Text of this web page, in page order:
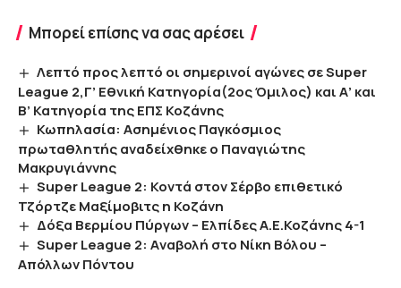
Μπορεί επίσης να σας αρέσει
Λεπτό προς λεπτό οι σημερινοί αγώνες σε Super
League 2,Γ’ Εθνική Κατηγορία(2ος Όμιλος) και Α’ και
Β’ Κατηγορία της ΕΠΣ Κοζάνης
Κωπηλασία: Ασημένιος Παγκόσμιος
πρωταθλητής αναδείχθηκε ο Παναγιώτης
Μακρυγιάννης
Super League 2: Κοντά στον Σέρβο επιθετικό
Τζόρτζε Μαξίμοβιτς η Κοζάνη
Δόξα Βερμίου Πύργων – Ελπίδες Α.Ε.Κοζάνης 4-1
Super League 2: Aναβολή στο Νίκη Βόλου –
Απόλλων Πόντου